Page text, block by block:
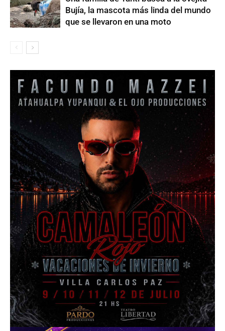
Bujía, la mascota más linda del mundo
que se llevaron en una moto